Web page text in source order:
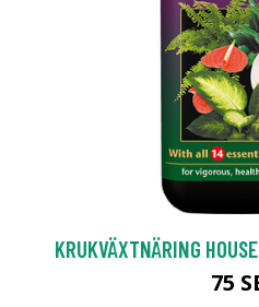
KRUKVÄXTNÄRING
75